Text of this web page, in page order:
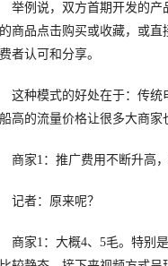
例说，双方首期开发的产品
商品点击购买或收藏，或
者认可和分享。
种模式的好处在于：传统
高的流量价格让很多大商家
家1：推广费用不断升高，
者：原来呢？
家1：大概4、5毛。特别是